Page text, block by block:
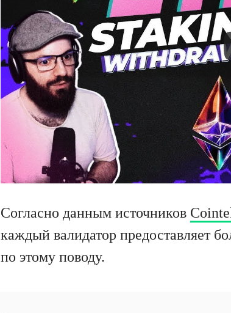
Согласно данным источников
каждый валидатор предоставляет
по этому поводу.